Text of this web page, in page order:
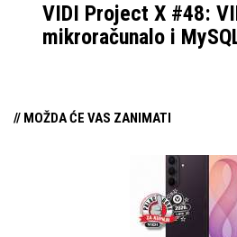
VIDI Project X #48:
mikroračunalo i
// MOŽDA ĆE VAS ZANIMATI